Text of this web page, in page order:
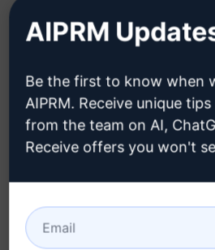
Clicca qui per
creare un
Passo 3: Utilizzare
AIPRM
Be the first to know when
AIPRM. Receive unique
from the team on AI,
Receive offers you won't